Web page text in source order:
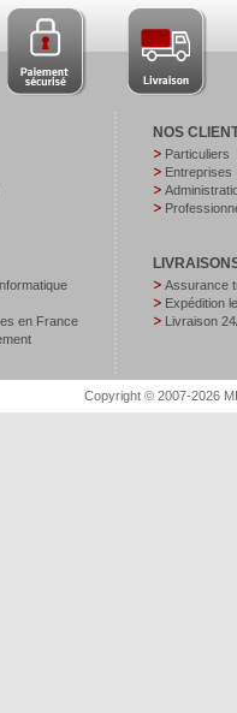
en France
NOS
Particuliers
Entreprises
Assurance
Expédition
Livraison
Copyright © 2007-2026